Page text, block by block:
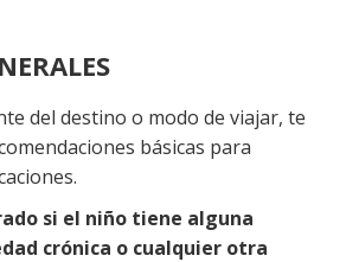
del destino o modo de viajar, te
básicas para
si el niño tiene alguna
crónica o cualquier otra